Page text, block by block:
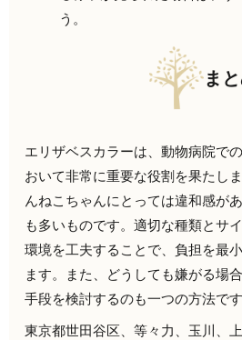
う。
ま
エリザベスカラーは、動物病院で
おいて非常に重要な役割を果たし
んねこちゃんにとっては違和感が
も多いものです。適切な種類とサ
環境を工夫することで、負担を最
ます。また、どうしても嫌がる場
手段を検討するのも一つの方法です
東京都世田谷区、等々力、玉川、